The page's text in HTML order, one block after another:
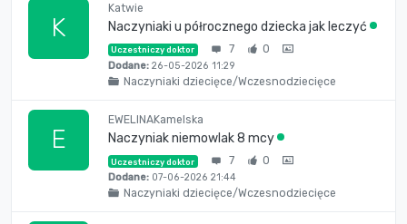
K
Katwie
Naczyniaki u półrocznego dziecka jak leczyć
Uczestniczy doktor 7 0
Dodane:26-05-2026 11:29
Naczyniaki dziecięce/Wczesnodziecięce
E
EWELINAKamelska
Naczyniak niemowlak 8 mcy
Uczestniczy doktor 7 0
Dodane:07-06-2026 21:44
Naczyniaki dziecięce/Wczesnodziecięce